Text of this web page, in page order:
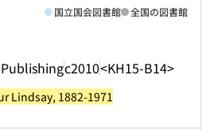
c2010<KH15-B14>
国立国会図書館 全国の図書館
Lindsay, 1882-1971